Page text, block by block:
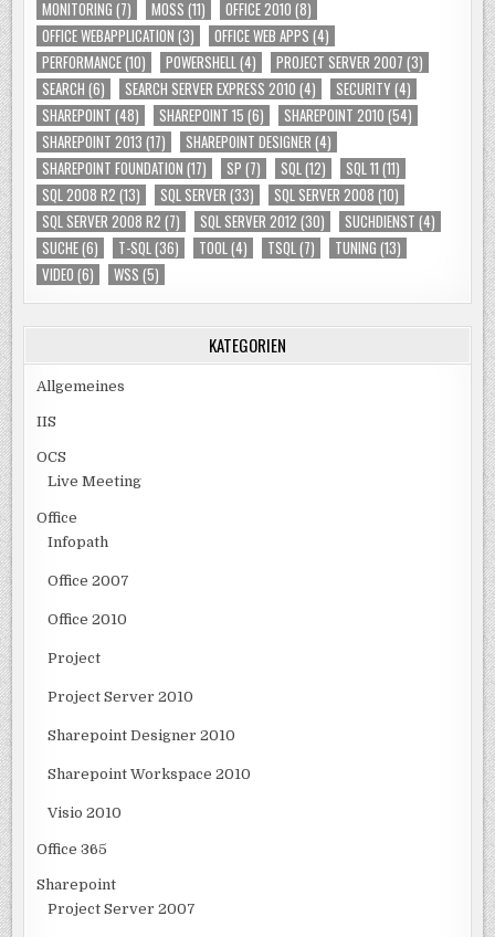
MONITORING (7) MOSS (11) OFFICE 2010 (8)
OFFICE WEBAPPLICATION (3) OFFICE WEB APPS (4)
PERFORMANCE(10) POWERSHELL (4) PROJECT SERVER 2007 (3)
SEARCH (6) SEARCH SERVER EXPRESS 2010 (4) SECURITY(4)
SHAREPOINT (48) SHAREPOINT 15 (6) SHAREPOINT 2010 (54)
SHAREPOINT 2013 (17) SHAREPOINT DESIGNER (4)
SHAREPOINT FOUNDATION (17) SP (7) SQL (12) SQL 11 (11)
SQL 2008 R2 (13) SQL SERVER (33) SQL SERVER 2008 (10)
SQL SERVER 2008 R2 (7) SQL SERVER 2012 (30) SUCHDIENST (4)
SUCHE(6) T-SQL (36) TOOL (4) TSQL (7) TUNING (13)
VIDEO (6) WSS (5)
KATEGORIEN
Allgemeines
IIS
OCS
Live Meeting
Office
Infopath
Office 2007
Office 2010
Project
Project Server 2010
Sharepoint Designer 2010
Sharepoint Workspace 2010
Visio 2010
Office 365
Sharepoint
Project Server 2007